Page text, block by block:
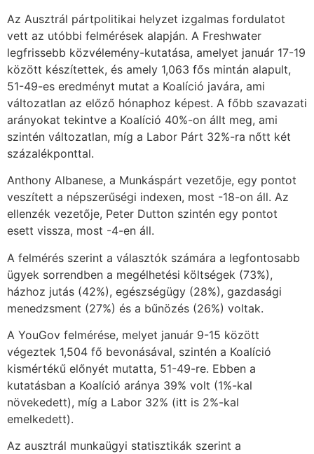
Az Ausztrál pártpolitikai helyzet izgalmas fordulatot
vett az utóbbi felmérések alapján. A Freshwater
legfrissebb közvélemény-kutatása, amelyet január 17-19
között készítettek, és amely 1,063 fős mintán alapult,
51-49-es eredményt mutat a Koalíció javára, ami
változatlan az előző hónaphoz képest. A főbb szavazati
arányokat tekintve a Koalíció 40%-on állt meg, ami
szintén változatlan, míg a Labor Párt 32%-ra nőtt két
százalékponttal.
Anthony Albanese, a Munkáspárt vezetője, egy pontot
veszített a népszerűségi indexen, most -18-on áll. Az
ellenzék vezetője, Peter Dutton szintén egy pontot
esett vissza, most -4-en áll.
A felmérés szerint a választók számára a legfontosabb
ügyek sorrendben a megélhetési költségek (73%),
házhoz jutás (42%), egészségügy (28%), gazdasági
menedzsment (27%) és a bűnözés (26%) voltak.
A YouGov felmérése, melyet január 9-15 között
végeztek 1,504 fő bevonásával, szintén a Koalíció
kismértékű előnyét mutatta, 51-49-re. Ebben a
kutatásban a Koalíció aránya 39% volt (1%-kal
növekedett), míg a Labor 32% (itt is 2%-kal
emelkedett).
Az ausztrál munkaügyi statisztikák szerint a